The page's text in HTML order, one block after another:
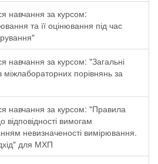
навчання за курсом:
та її оцінювання під час
навчання за курсом: "Загальні
порівнянь за
навчання за курсом: "Правила
вимогам
невизначеності вимірювання.
для МХП